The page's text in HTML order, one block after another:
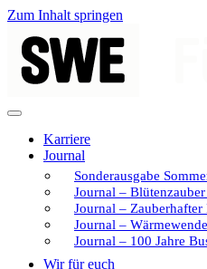
Zum Inhalt springen
Karriere
Journal
Sonderausgabe
Journal –
Journal –
Journal – Wärmewende
Journal – 100 Jahre
Wir für euch